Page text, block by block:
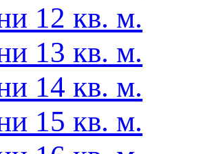
12 кв. м.
13 кв. м.
14 кв. м.
15 кв. м.